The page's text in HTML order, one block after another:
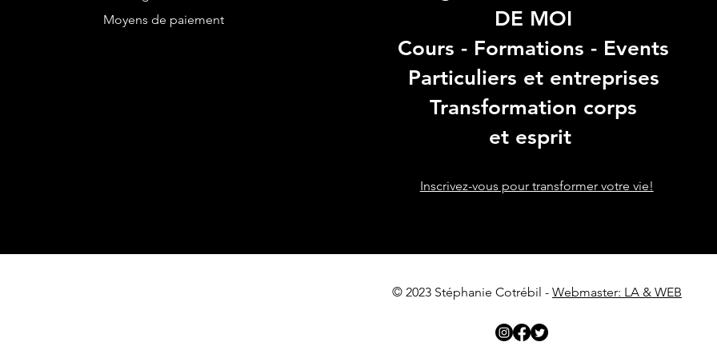
Moyens de paiement
DE MOI
Cours - Formations - Events
Particuliers et entreprises
Transformation corps
et esprit
Inscrivez-vous pour transformer votre vie!
© 2023 Stéphanie Cotrébil - Webmaster: LA & WEB